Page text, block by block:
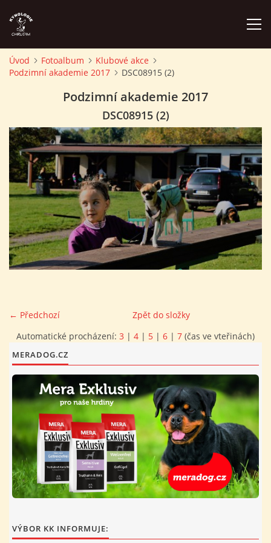
ÚVOD
ZÁVODY A PROPOZICE
PSÍ AKADEMIE
PŘÍSPĚVKY A POPLATKY
KONTAKTY KK
PROVOZNÍ ŘÁD
O NÁS - HISTORIE A SOUČASNOST
AVZO TSČ ČR CHRUDIM P.S.
VÝBOR KK
Úvod Fotoalbum
Klubové akce
Podzimní akademie 2017
DSC08915 (2)
Podzimní akademie 2017
DSC08915 (2)
← Předchozí
Zpět do složky
Automatické procházení: 3 | 4 | 5 | 6 | 7 (čas ve vteřinách)
MERADOG.CZ
VÝBOR KK INFORMUJE: